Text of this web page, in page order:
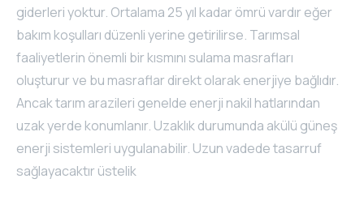
giderleri yoktur. Ortalama 25 yıl kadar ömrü vardır eğer
bakım koşulları düzenli yerine getirilirse. Tarımsal
faaliyetlerin önemli bir kısmını sulama masrafları
oluşturur ve bu masraflar direkt olarak enerjiye bağlıdır.
Ancak tarım arazileri genelde enerji nakil hatlarından
uzak yerde konumlanır. Uzaklık durumunda akülü güneş
enerji sistemleri uygulanabilir. Uzun vadede tasarruf
sağlayacaktır üstelik